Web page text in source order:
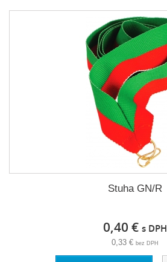
Stuha GN/R
0,40 € s DPH
0,33 € bez DPH